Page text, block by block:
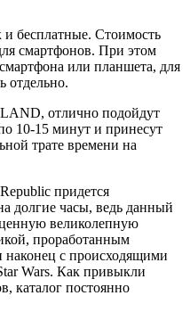
бесплатные. Стоимость
смартфонов. При этом
или планшета, для
отдельно.
отлично подойдут
10-15 минут и принесут
трате времени на
придется
долгие часы, ведь данный
великолепную
проработанным
наконец с происходящими
Wars. Как привыкли
каталог постоянно